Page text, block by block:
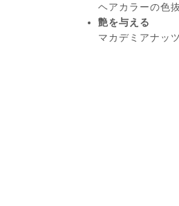
ヘアカラーの色
艶を与える
マカデミアナッ